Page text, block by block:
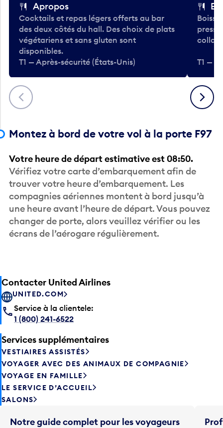
Précédent
Apropos
Cocktails et repas légers offerts au bar
des deux côtés du hall. Des choix de plats
végétariens et sans gluten sont
disponibles.
T1 — Après-sécurité (États-Unis)
T1 —
Suivant
Montez à bord de votre vol à la porte F97
Votre heure de départ estimative est 08:50.
Vérifiez votre carte d’embarquement afin de
trouver votre heure d’embarquement. Les
compagnies aériennes montent à bord jusqu’à
une heure avant l’heure de départ. Vous pouvez
changer de porte, alors veuillez vérifier ou les
écrans de l’aérogare régulièrement.
Contacter United Airlines
UNITED.COM
Service à la clientele:
1 (800) 241-6522
Services supplémentaires
VESTIAIRES ASSISTÉS
VOYAGER AVEC DES ANIMAUX DE COMPAGNIE
VOYAGE EN FAMILLE
LE SERVICE D’ACCUEIL
SALONS
Notre guide complet pour les voyageurs